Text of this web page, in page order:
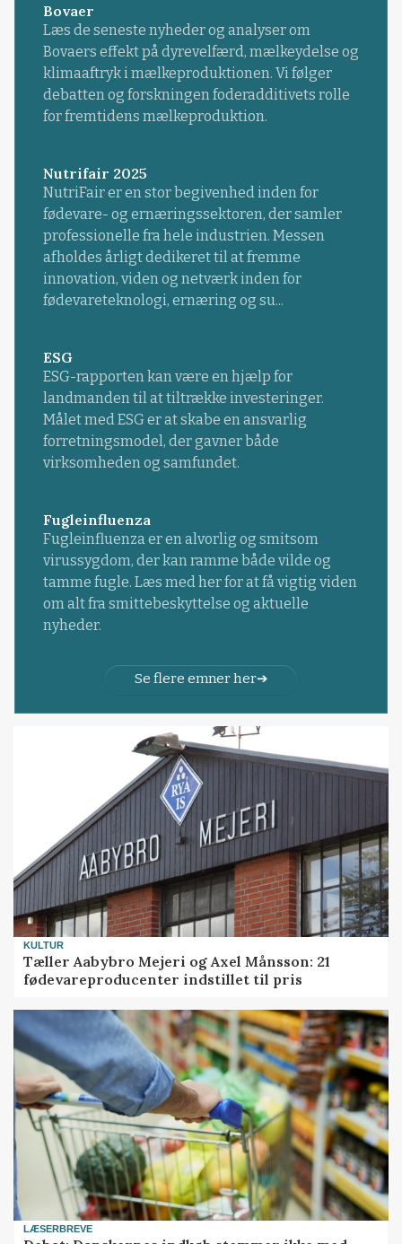
Bovaer
Læs de seneste nyheder og analyser om
Bovaers effekt på dyrevelfærd, mælkeydelse og
klimaaftryk i mælkeproduktionen. Vi følger
debatten og forskningen foderadditivets rolle
for fremtidens mælkeproduktion.
Nutrifair 2025
NutriFair er en stor begivenhed inden for
fødevare- og ernæringssektoren, der samler
professionelle fra hele industrien. Messen
afholdes årligt dedikeret til at fremme
innovation, viden og netværk inden for
fødevareteknologi, ernæring og su...
ESG
ESG-rapporten kan være en hjælp for
landmanden til at tiltrække investeringer.
Målet med ESG er at skabe en ansvarlig
forretningsmodel, der gavner både
virksomheden og samfundet.
Fugleinfluenza
Fugleinfluenza er en alvorlig og smitsom
virussygdom, der kan ramme både vilde og
tamme fugle. Læs med her for at få vigtig viden
om alt fra smittebeskyttelse og aktuelle
nyheder.
Se flere emner her
KULTUR
Tæller Aabybro Mejeri og Axel Månsson: 21
fødevareproducenter indstillet til pris
LÆSERBREVE